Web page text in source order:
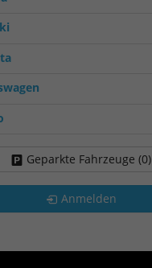
Geparkte Fahrzeuge (0)
Anmelden